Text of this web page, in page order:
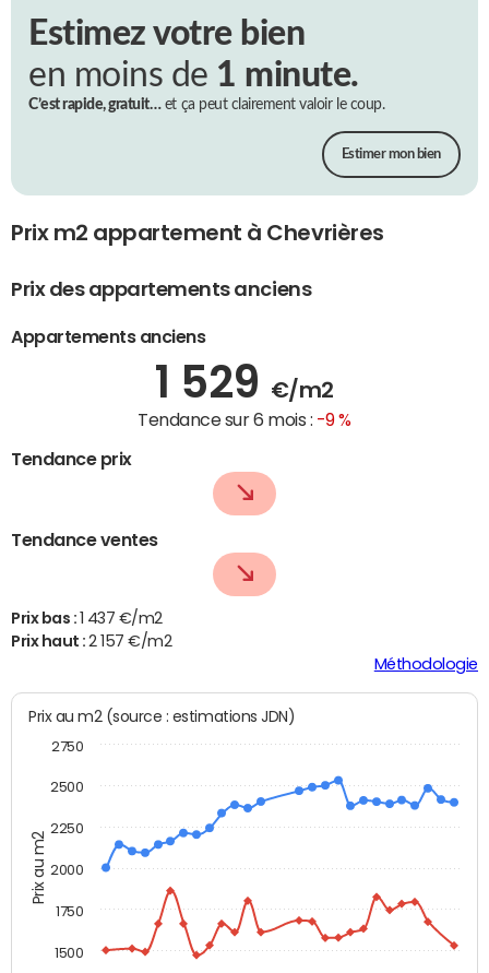
Estimez votre bien
en moins de 1 minute.
C’est rapide, gratuit…et ça peut clairement valoir le coup.
Estimer mon bien
Prix m2 appartement à Chevrières
Prix des appartements anciens
Appartements anciens
1 529 €/m2
Tendance sur 6 mois : -9 %
Tendance prix
Tendance ventes
Prix bas : 1 437 €/m2
Prix haut :2 157 €/m2
Méthodologie
Prix au m2
Prix au m2 (source : estimations JDN)
1500
1750
2000
2250
2500
2750